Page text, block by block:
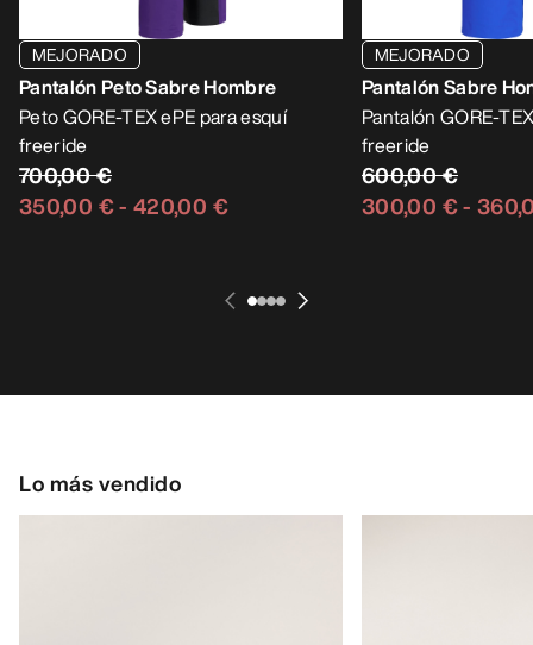
MEJORADO
Pantalón Peto Sabre Hombre
Peto GORE-TEX ePE para esquí
freeride
700,00 €
350,00 €- 420,00 €
MEJORADO
Pantalón Sabre
Pantalón GORE-
freeride
600,00 €
300,00 €-
Lo más vendido